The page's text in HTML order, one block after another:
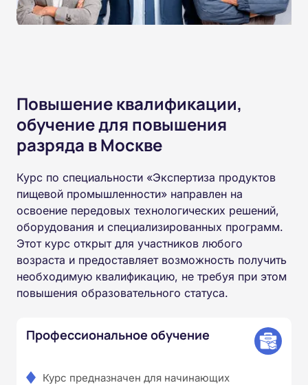
Повышение квалификации,
обучение для повышения
разряда в Москве
Курс по специальности «Экспертиза продуктов
пищевой промышленности» направлен на
освоение передовых технологических решений,
оборудования и специализированных программ.
Этот курс открыт для участников любого
возраста и предоставляет возможность получить
необходимую квалификацию, не требуя при этом
повышения образовательного статуса.
Профессиональное обучение
Курс предназначен для начинающих